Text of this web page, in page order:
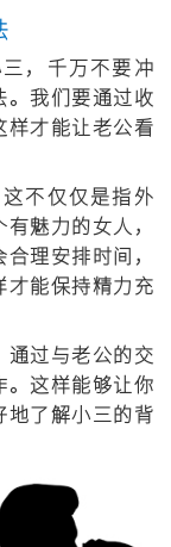
，千万不要冲
。我们要通过收
样才能让老公看
不仅仅是指外
魅力的女人，
理安排时间，
才能保持精力充
过与老公的交
。这样能够让你
地了解小三的背